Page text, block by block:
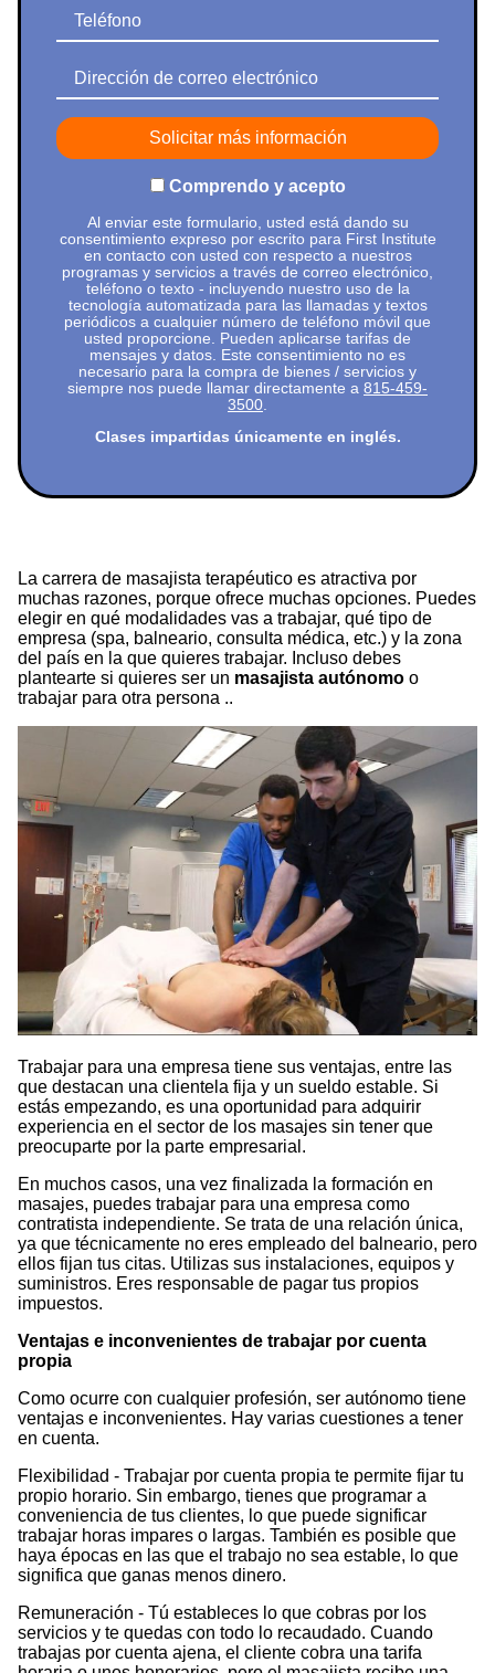
Teléfono
Dirección de correo electrónico
Comprendo y acepto
Al enviar este formulario, usted está dando su
consentimiento expreso por escrito para First Institute
en contacto con usted con respecto a nuestros
programas y servicios a través de correo electrónico,
teléfono o texto - incluyendo nuestro uso de la
tecnología automatizada para las llamadas y textos
periódicos a cualquier número de teléfono móvil que
usted proporcione. Pueden aplicarse tarifas de
mensajes y datos. Este consentimiento no es
necesario para la compra de bienes / servicios y
siempre nos puede llamar directamente a 815-459-
3500
Clases impartidas únicamente en inglés.
La carrera de masajista terapéutico es atractiva por
muchas razones, porque ofrece muchas opciones. Puedes
elegir en qué modalidades vas a trabajar, qué tipo de
empresa (spa, balneario, consulta médica, etc.) y la zona
del país en la que quieres trabajar. Incluso debes
plantearte si quieres ser un masajista autónomo o
trabajar para otra persona ..
Trabajar para una empresa tiene sus ventajas, entre las
que destacan una clientela fija y un sueldo estable. Si
estás empezando, es una oportunidad para adquirir
experiencia en el sector de los masajes sin tener que
preocuparte por la parte empresarial.
En muchos casos, una vez finalizada la formación en
masajes, puedes trabajar para una empresa como
contratista independiente. Se trata de una relación única,
ya que técnicamente no eres empleado del balneario, pero
ellos fijan tus citas. Utilizas sus instalaciones, equipos y
suministros. Eres responsable de pagar tus propios
impuestos.
Ventajas e inconvenientes de trabajar por cuenta
propia
Como ocurre con cualquier profesión, ser autónomo tiene
ventajas e inconvenientes. Hay varias cuestiones a tener
en cuenta.
Flexibilidad - Trabajar por cuenta propia te permite fijar tu
propio horario. Sin embargo, tienes que programar a
conveniencia de tus clientes, lo que puede significar
trabajar horas impares o largas. También es posible que
haya épocas en las que el trabajo no sea estable, lo que
significa que ganas menos dinero.
Remuneración - Tú estableces lo que cobras por los
servicios y te quedas con todo lo recaudado. Cuando
trabajas por cuenta ajena, el cliente cobra una tarifa